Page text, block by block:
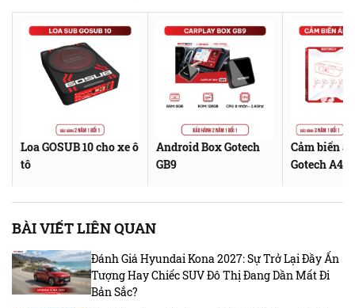
Loa GOSUB 10 cho xe ô
tô
Android Box Gotech
GB9
Cảm biến
Gotech A4S
BÀI VIẾT LIÊN QUAN
Đánh Giá Hyundai Kona 2027: Sự Trở Lại Đầy Ấn
Tượng Hay Chiếc SUV Đô Thị Đang Dần Mất Đi
Bản Sắc?